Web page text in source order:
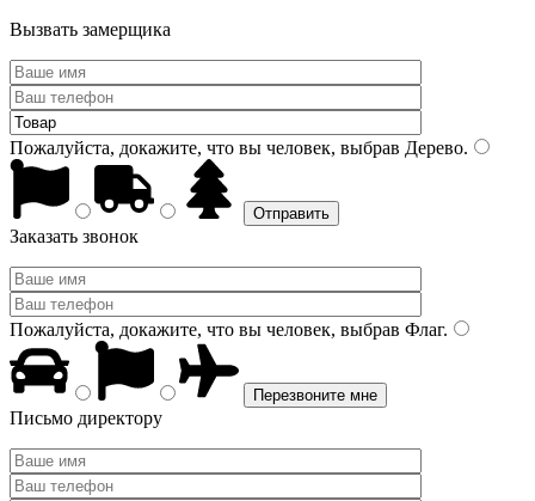
Вызвать замерщика
Пожалуйста, докажите, что вы человек, выбрав Дерево.
Заказать звонок
Пожалуйста, докажите, что вы человек, выбрав Флаг.
Письмо директору